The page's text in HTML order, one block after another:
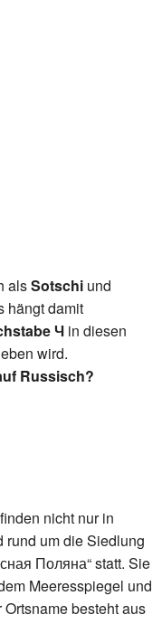
alsSotschi und
hängt damit
Ч in diesen
wird.
Russisch?
nicht nur in
rund um die Siedlung
Поляна“ statt. Sie
Meeresspiegel und
besteht aus